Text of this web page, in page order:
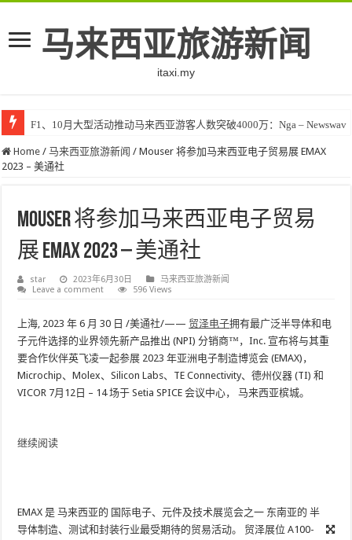
马来西亚旅游新闻
itaxi.my
F1、10月大型活动推动马来西亚游客人数突破4000万：Nga – Newswav
Home / 马来西亚旅游新闻 / Mouser 将参加马来西亚电子贸易展 EMAX
2023 – 美通社
Mouser 将参加马来西亚电子贸易
展 EMAX 2023 – 美通社
star 2023年6月30日
马来西亚旅游新闻
Leave a comment
596 Views
上海, 2023 年 6 月 30 日 /美通社/—— 贸泽电子拥有最广泛半导体和电
子元件选择的业界领先新产品推出 (NPI) 分销商™，Inc. 宣布将与其重
要合作伙伴英飞凌一起参展 2023 年亚洲电子制造博览会 (EMAX)，
Microchip、Molex、Silicon Labs、TE Con​​nectivity、德州仪器 (TI) 和
VICOR 7月12日 – 14 场于 Setia SPICE 会议中心，马来西亚槟城。
继续阅读
EMAX 是马来西亚的 国际电子、元件及技术展览会之一 东南亚的 半
导体制造、测试和封装行业最受期待的贸易活动。 贸泽展位 A100-